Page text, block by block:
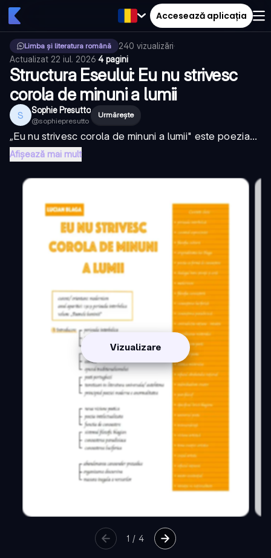
Accesează aplicația
Limba și literatura română 240 vizualizări·
Actualizat 22 iul. 2026·4 pagini
Structura Eseului: Eu nu strivesc
corola de minuni a lumii
S Sophie Presutto
@sophiepresutto
Urmărește
„Eu nu strivesc corola de minuni a lumii" este poezia...
Afișează mai mult
Vizualizare
1 /4